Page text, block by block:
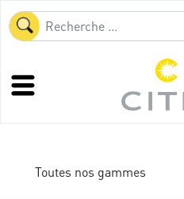
Toutes nos gammes